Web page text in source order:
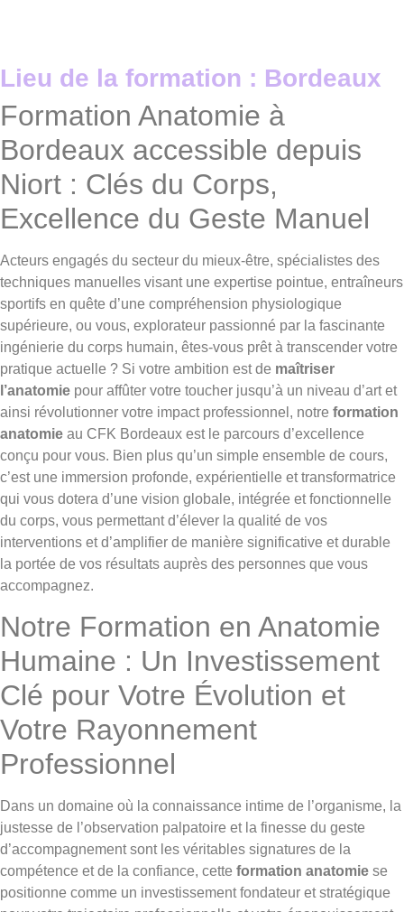
Lieu de la formation : Bordeaux
Formation Anatomie à
Bordeaux accessible depuis
Niort : Clés du Corps,
Excellence du Geste Manuel
Acteurs engagés du secteur du mieux-être, spécialistes des
techniques manuelles visant une expertise pointue, entraîneurs
sportifs en quête d’une compréhension physiologique
supérieure, ou vous, explorateur passionné par la fascinante
ingénierie du corps humain, êtes-vous prêt à transcender votre
pratique actuelle ? Si votre ambition est de maîtriser
l’anatomie pour affûter votre toucher jusqu’à un niveau d’art et
ainsi révolutionner votre impact professionnel, notre formation
anatomie au CFK Bordeaux est le parcours d’excellence
conçu pour vous. Bien plus qu’un simple ensemble de cours,
c’est une immersion profonde, expérientielle et transformatrice
qui vous dotera d’une vision globale, intégrée et fonctionnelle
du corps, vous permettant d’élever la qualité de vos
interventions et d’amplifier de manière significative et durable
la portée de vos résultats auprès des personnes que vous
accompagnez.
Notre Formation en Anatomie
Humaine : Un Investissement
Clé pour Votre Évolution et
Votre Rayonnement
Professionnel
Dans un domaine où la connaissance intime de l’organisme, la
justesse de l’observation palpatoire et la finesse du geste
d’accompagnement sont les véritables signatures de la
compétence et de la confiance, cette formation anatomie se
positionne comme un investissement fondateur et stratégique